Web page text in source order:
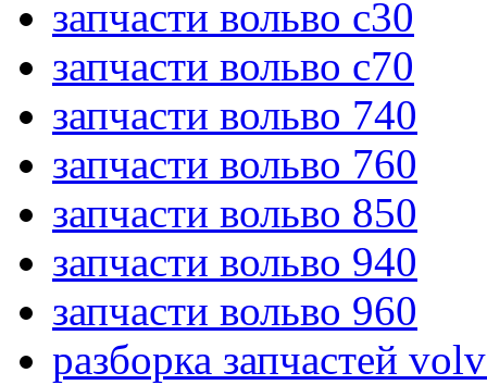
запчасти вольво c30
запчасти вольво c70
запчасти вольво 740
запчасти вольво 760
запчасти вольво 850
запчасти вольво 940
запчасти вольво 960
разборка запчастей